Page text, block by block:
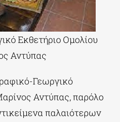
Εκθετήριο Ομολίου
Αντύπας
Γεωργικό
Αντύπας, παρόλο
παλαιότερων